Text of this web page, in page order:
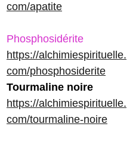
com/apatite
Phosphosidérite
https://alchimiespirituelle.
com/phosphosiderite
Tourmaline noire
https://alchimiespirituelle.
com/tourmaline-noire